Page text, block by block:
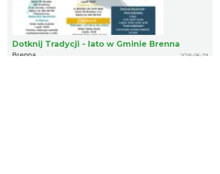
Dotknij Tradycji - lato w Gminie Brenna
Brenna 2026-06-29